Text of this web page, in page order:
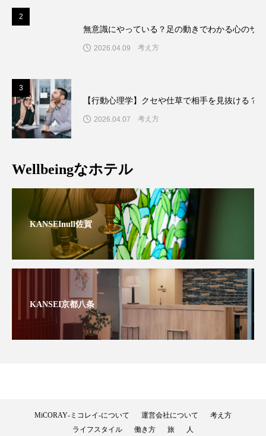
2
無意識にやっている？足の動きでわかる心のサ
2026.04.09 考え方
3
【行動心理学】クセや仕草で相手を見抜ける？
2026.04.07 考え方
Wellbeingなホテル
KANSEInull佐賀
KANSEI京都八条
MiCORAY‐ミコレイ‐について 運営会社について
考え方
ライフスタイル
働き方 旅 人